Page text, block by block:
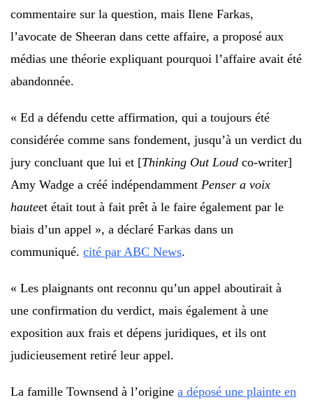
commentaire sur la question, mais Ilene Farkas,
l’avocate de Sheeran dans cette affaire, a proposé aux
médias une théorie expliquant pourquoi l’affaire avait été
abandonnée.
« Ed a défendu cette affirmation, qui a toujours été
considérée comme sans fondement, jusqu’à un verdict du
jury concluant que lui et [Thinking Out Loud co-writer]
Amy Wadge a créé indépendamment Penser a voix
hauteet était tout à fait prêt à le faire également par le
biais d’un appel », a déclaré Farkas dans un
communiqué. cité par ABC News.
« Les plaignants ont reconnu qu’un appel aboutirait à
une confirmation du verdict, mais également à une
exposition aux frais et dépens juridiques, et ils ont
judicieusement retiré leur appel.
La famille Townsend à l’origine a déposé une plainte en